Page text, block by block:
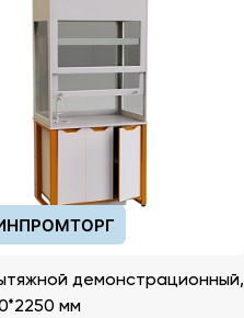
демонстрационный,
мм